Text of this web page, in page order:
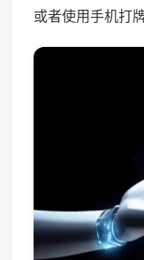
或者使用手机打